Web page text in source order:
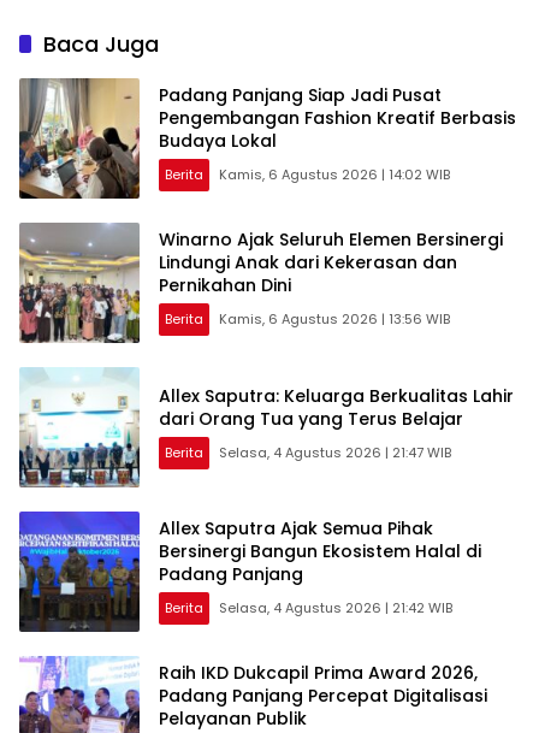
PublikBaca Juga
Padang Panjang Siap Jadi Pusat
Pengembangan Fashion Kreatif Berbasis
Budaya Lokal
Berita Kamis, 6 Agustus 2026 | 14:02 WIB
Winarno Ajak Seluruh Elemen Bersinergi
Lindungi Anak dari Kekerasan dan
Pernikahan Dini
Berita Kamis, 6 Agustus 2026 | 13:56 WIB
Allex Saputra: Keluarga Berkualitas Lahir
dari Orang Tua yang Terus Belajar
Berita Selasa, 4 Agustus 2026 | 21:47 WIB
Allex Saputra Ajak Semua Pihak
Bersinergi Bangun Ekosistem Halal di
Padang Panjang
Berita Selasa, 4 Agustus 2026 | 21:42 WIB
Raih IKD Dukcapil Prima Award 2026,
Padang Panjang Percepat Digitalisasi
Pelayanan Publik